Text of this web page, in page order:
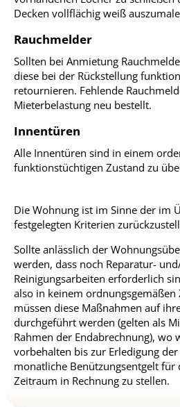
Decken vollflächig weiß
Rauchmelder
Sollten bei Anmietung
diese bei der Rückstellung
retournieren. Fehlende
Mieterbelastung neu bestellt.
Innentüren
Alle Innentüren sind in einem
funktionstüchtigen Zustand zu
Die Wohnung ist im Sinne der im
festgelegten Kriterien
Sollte anlässlich der
werden, dass noch Reparatur-
Reinigungsarbeiten erforderlich
also in keinem
müssen diese Maßnahmen auf
durchgeführt werden (gelten als
Rahmen der Endabrechnung), wo
vorbehalten bis zur Erledigung
monatliche Benützungsentgelt für
Zeitraum in Rechnung zu stellen.